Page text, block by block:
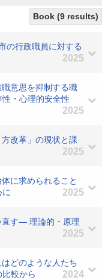
Book (9 results)
の行政職員に対する
2025
意思を抑制する職
・心理的安全性
2025
改革」の現状と課
2025
に求められること
2025
直す― 理論的・原理
2025
どのような人たち
較から
2024